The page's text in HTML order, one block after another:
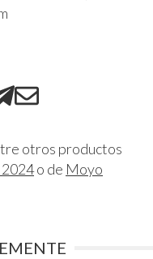
otros productos
o de Moyo